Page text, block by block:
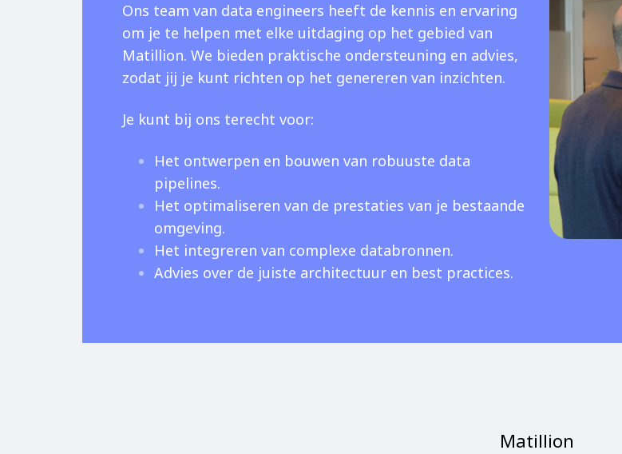
Ons team van data engineers heeft de kennis en ervaring
om je te helpen met elke uitdaging op het gebied van
Matillion. We bieden praktische ondersteuning en advies,
zodat jij je kunt richten op het genereren van inzichten.
Je kunt bij ons terecht voor:
Het ontwerpen en bouwen van robuuste data
pipelines.
Het optimaliseren van de prestaties van je bestaande
omgeving.
Het integreren van complexe databronnen.
Advies over de juiste architectuur en best practices.
Matillion